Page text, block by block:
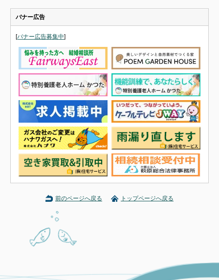
バナー広告
[バナー広告募集中]
前のページへ戻る トップページへ戻る